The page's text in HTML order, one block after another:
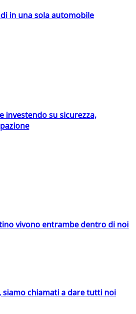
in una sola automobile
investendo su sicurezza,
vivono entrambe dentro di noi
chiamati a dare tutti noi